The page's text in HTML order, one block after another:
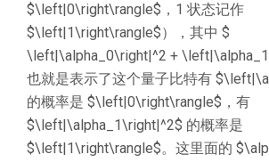
$\left|0\right\rangle$，1 状态记作
$\left|1\right\rangle$），其中 $
\left|\alpha_0\right|^2 +
也就是表示了这个量子比特有
的概率是 $\left|0\right\rangle$，有
$\left|\alpha_1\right|^2$ 的概率是
$\left|1\right\rangle$。这里面的